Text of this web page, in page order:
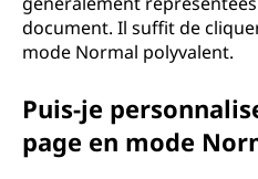
document. Il suffit de
mode Normal polyvalent.
Puis-je
page en mode